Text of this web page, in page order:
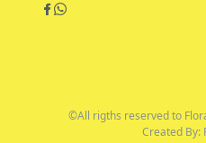
©All rigths reserved to
Created By: